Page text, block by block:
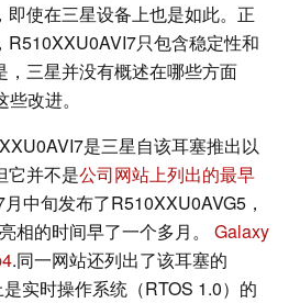
使在三星设备上也是如此。正
R510XXU0AVI7只包含稳定性和
，三星并没有概述在哪些方面
些改进。
是三星自该耳塞推出以
它并不是公司网站上列出的最早
中旬发布了R510XXU0AVG5，
相的时间早了一个多月。 Galaxy
.同一网站还列出了该耳塞的
实时操作系统（RTOS 1.0）的